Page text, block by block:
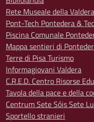
Rete Museale della Valdera
Pont-Tech Pontedera &
Piscina Comunale
Mappa sentieri di
Terre di Pisa Turismo
Informagiovani Valdera
C.R.E.D. Centro Risorse
Tavola della pace e della
Centrum Sete Sóis Sete
Sportello stranieri